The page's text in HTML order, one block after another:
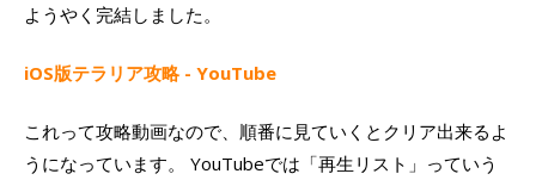
ようやく完結しました。
iOS版テラリア攻略 - YouTube
これって攻略動画なので、順番に見ていくとクリア出来るよ
うになっています。 YouTubeでは「再生リスト」っていう